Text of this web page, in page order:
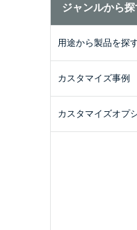
ジャンルから
用途から製品を探
カスタマイズ事例
カスタマイズオプ